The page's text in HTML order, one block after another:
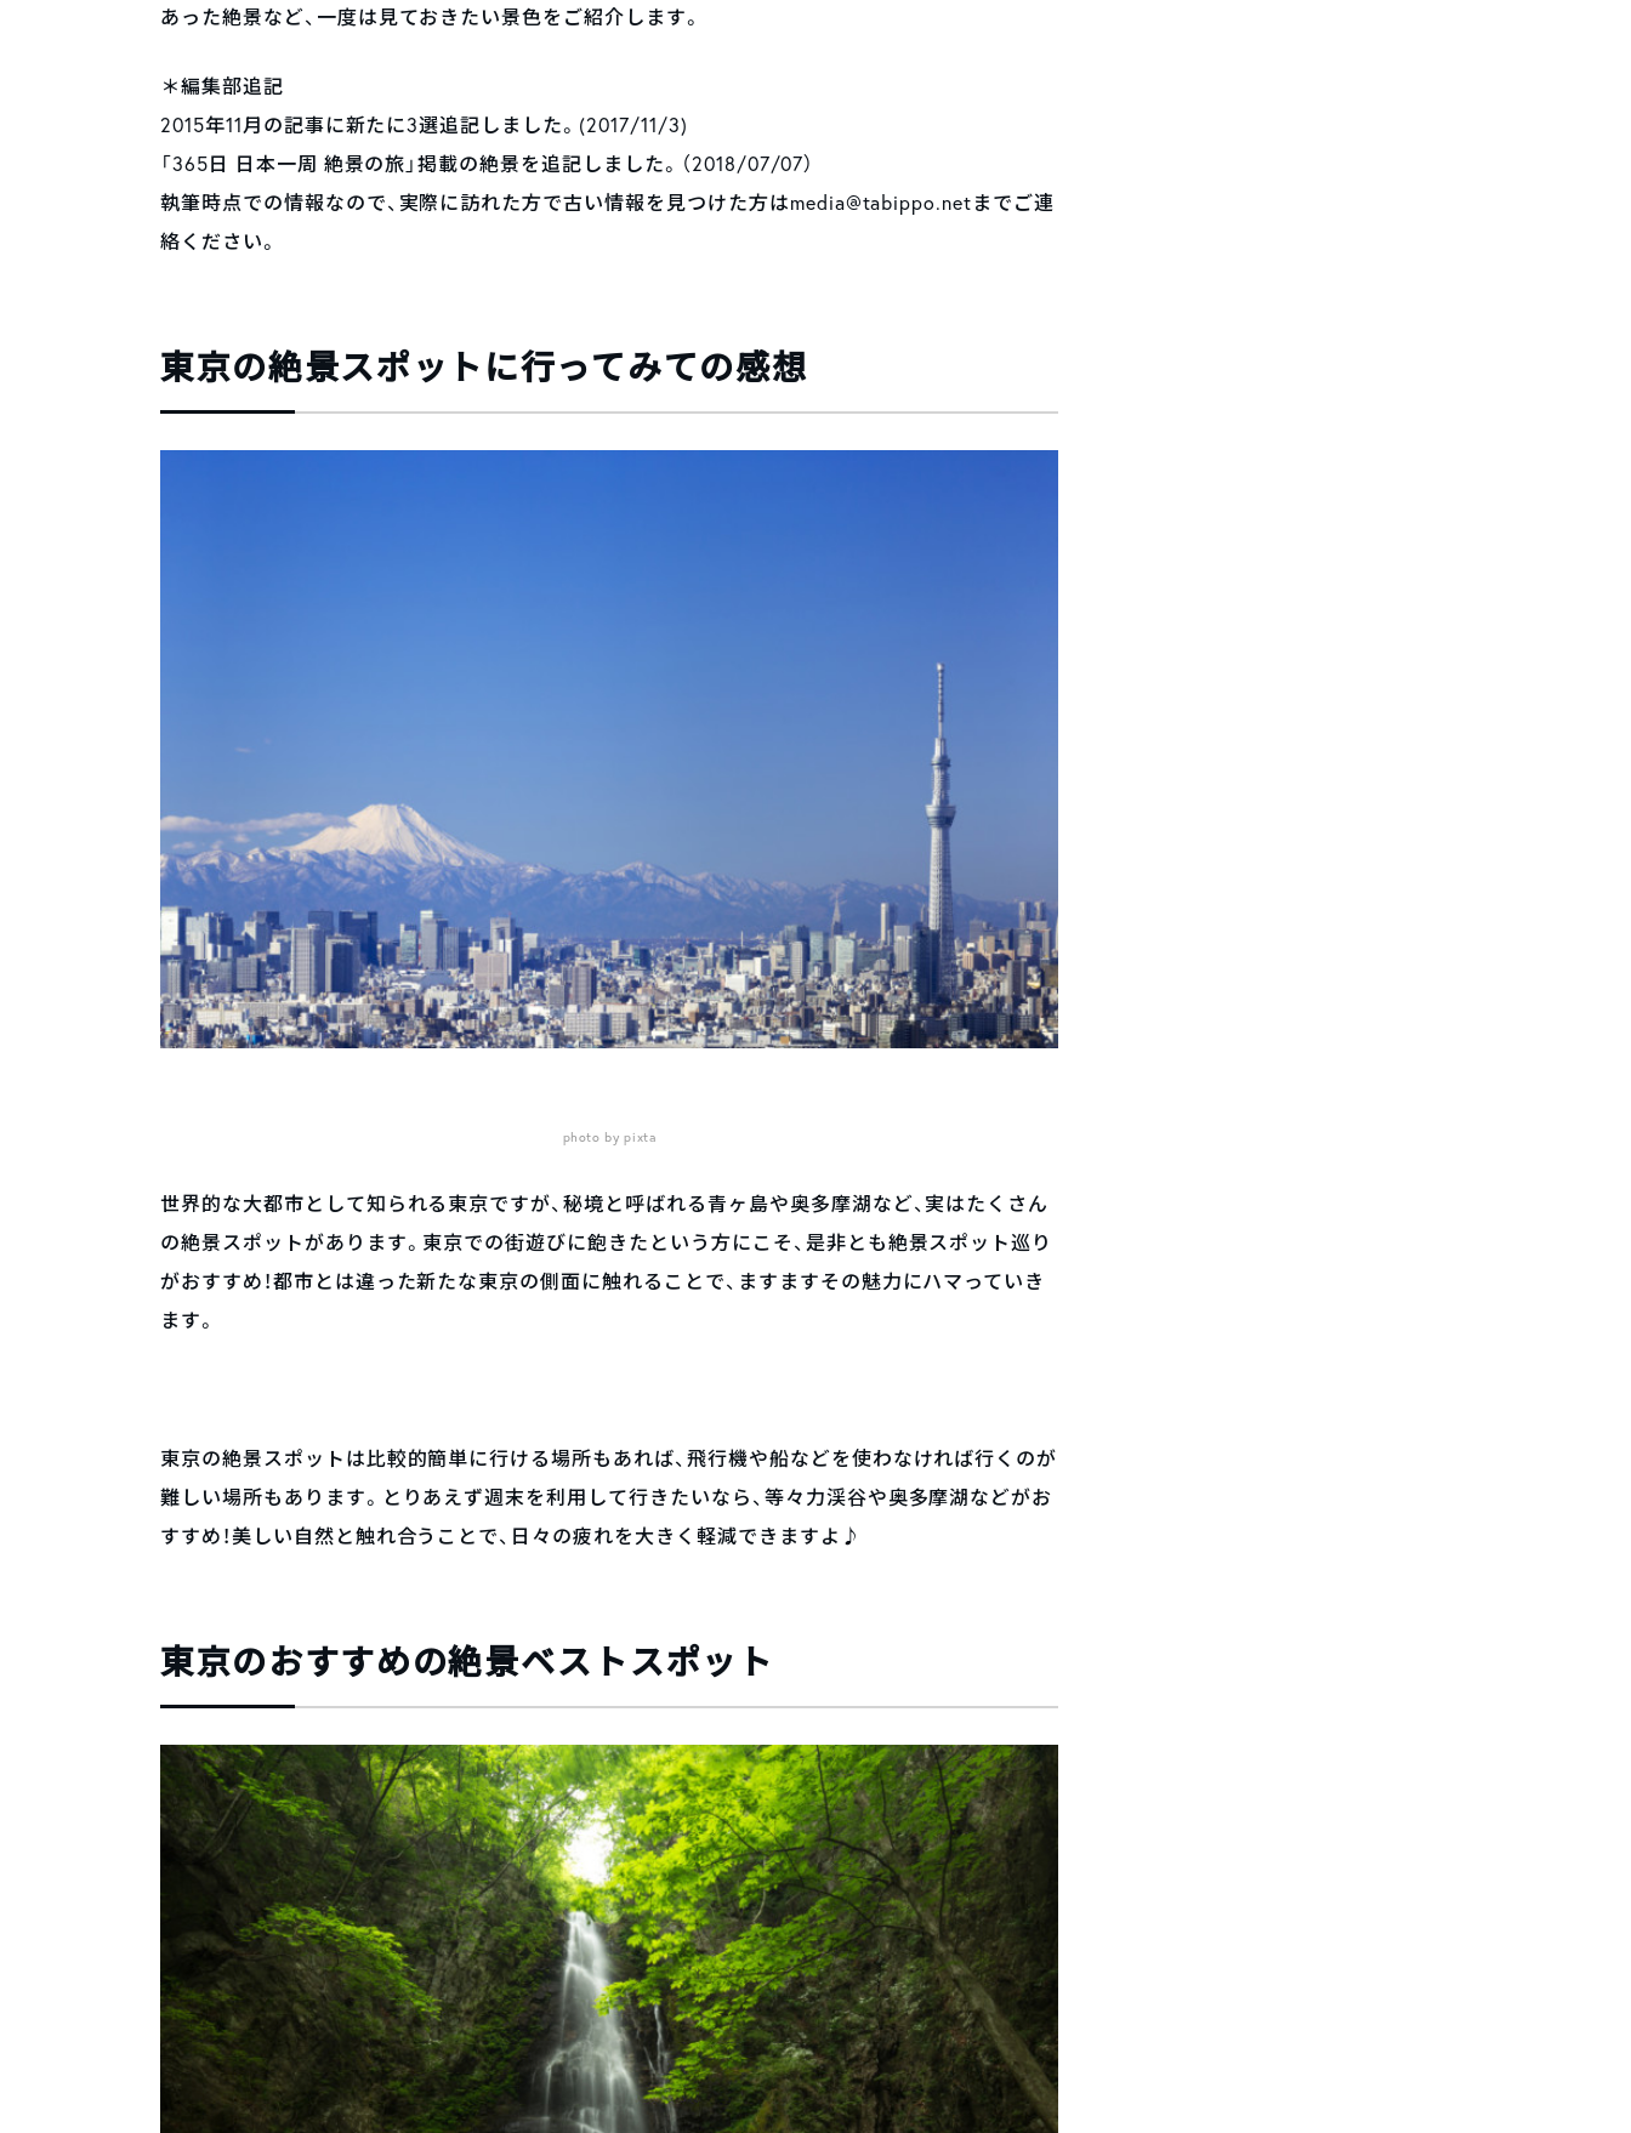
あった絶景など、一度は見ておきたい景色をご紹介します。
＊編集部追記
2015年11月の記事に新たに3選追記しました。(2017/11/3)
「365日 日本一周 絶景の旅」掲載の絶景を追記しました。（2018/07/07）
執筆時点での情報なので、実際に訪れた方で古い情報を見つけた方はmedia@tabippo.netまでご連
絡ください。
東京の絶景スポットに行ってみての感想
photo by pixta
世界的な大都市として知られる東京ですが、秘境と呼ばれる青ヶ島や奥多摩湖など、実はたくさん
の絶景スポットがあります。東京での街遊びに飽きたという方にこそ、是非とも絶景スポット巡り
がおすすめ！都市とは違った新たな東京の側面に触れることで、ますますその魅力にハマっていき
ます。
東京の絶景スポットは比較的簡単に行ける場所もあれば、飛行機や船などを使わなければ行くのが
難しい場所もあります。とりあえず週末を利用して行きたいなら、等々力渓谷や奥多摩湖などがお
すすめ！美しい自然と触れ合うことで、日々の疲れを大きく軽減できますよ♪
東京のおすすめの絶景ベストスポット